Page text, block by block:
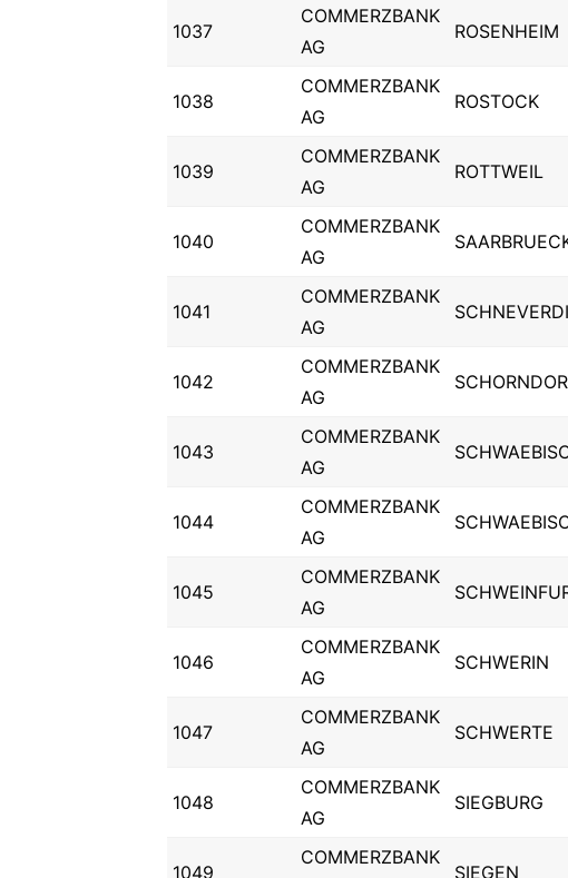
1037
COMMERZBANK
AG
ROSENHEIM
1038
COMMERZBANK
AG
ROSTOCK
1039
COMMERZBANK
AG
ROTTWEIL
1040
COMMERZBANK
AG
1041
COMMERZBANK
AG
1042
COMMERZBANK
AG
1043
COMMERZBANK
AG
1044
COMMERZBANK
AG
1045
COMMERZBANK
AG
1046
COMMERZBANK
AG
SCHWERIN
1047
COMMERZBANK
AG
SCHWERTE
1048
COMMERZBANK
AG
SIEGBURG
1049
COMMERZBANK
SIEGEN